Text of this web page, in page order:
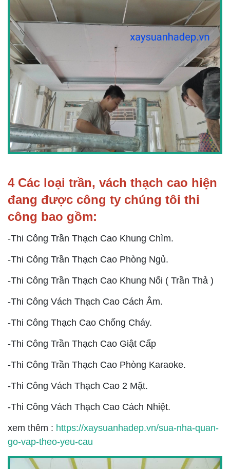
4 Các loại trần, vách thạch cao hiện
đang được công ty chúng tôi thi
công bao gồm:
-Thi Công Trần Thạch Cao Khung Chìm.
-Thi Công Trần Thạch Cao Phòng Ngủ.
-Thi Công Trần Thạch Cao Khung Nổi ( Trần Thả )
-Thi Công Vách Thạch Cao Cách Âm.
-Thi Công Thạch Cao Chống Cháy.
-Thi Công Trần Thạch Cao Giật Cấp
-Thi Công Trần Thạch Cao Phòng Karaoke.
-Thi Công Vách Thạch Cao 2 Mặt.
-Thi Công Vách Thạch Cao Cách Nhiệt.
xem thêm : https://xaysuanhadep.vn/sua-nha-quan-
go-vap-theo-yeu-cau